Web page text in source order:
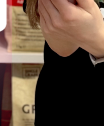
1